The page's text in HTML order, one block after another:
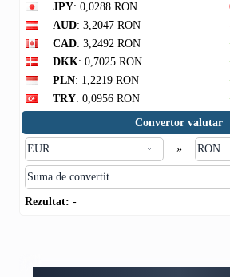
JPY: 0,0288 RON
AUD: 3,2047 RON
CAD: 3,2492 RON
DKK: 0,7025 RON
PLN: 1,2219 RON
TRY: 0,0956 RON
Convertor valutar
»
Rezultat: -